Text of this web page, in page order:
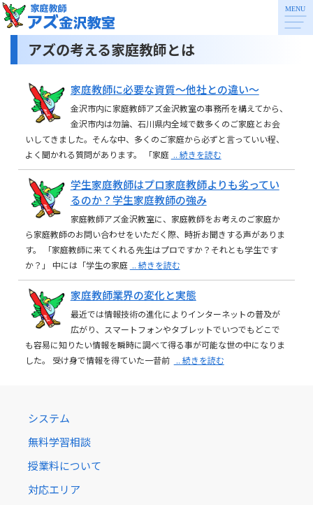
アズの考える家庭教師とは
家庭教師に必要な資質～他社との違い～
金沢市内に家庭教師アズ金沢教室の事務所を構えてから、
金沢市内は勿論、石川県内全域で数多くのご家庭とお会
いしてきました。そんな中、多くのご家庭から必ずと言っていい程、
よく聞かれる質問があります。 「家庭 .. 続きを読む
学生家庭教師はプロ家庭教師よりも劣ってい
るのか？学生家庭教師の強み
家庭教師アズ金沢教室に、家庭教師をお考えのご家庭か
ら家庭教師のお問い合わせをいただく際、時折お聞きする声がありま
す。 「家庭教師に来てくれる先生はプロですか？それとも学生です
か？」 中には「学生の家庭 .. 続きを読む
家庭教師業界の変化と実態
最近では情報技術の進化によりインターネットの普及が
広がり、スマートフォンやタブレットでいつでもどこで
も容易に知りたい情報を瞬時に調べて得る事が可能な世の中になりま
した。 受け身で情報を得ていた一昔前 .. 続きを読む
システム
無料学習相談
授業料について
対応エリア